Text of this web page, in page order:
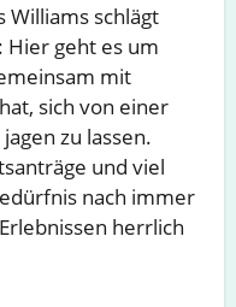
Williams schlägt
Hier geht es um
mit
sich von einer
zu lassen.
und viel
nach immer
herrlich